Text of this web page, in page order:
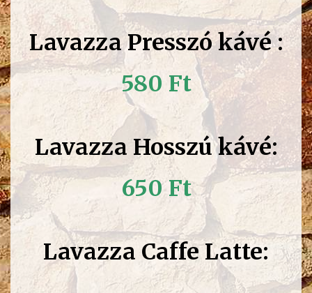
Lavazza Presszó kávé :
580 Ft
Lavazza Hosszú kávé:
650 Ft
Lavazza Caffe Latte: